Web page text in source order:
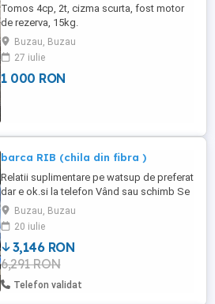
Tomos 4cp, 2t, cizma scurta, fost motor
de rezerva, 15kg.
Buzau, Buzau
27 iulie
1 000 RON
barca RIB (chila din fibra )
Relatii suplimentare pe watsup de preferat
dar e ok.si la telefon Vând sau schimb Se
poate vinde și peridocul Barca se prezintă
în stare foarte buna fără petece și defecte
ascunse, gliseaza foarte bine cu un motor
de 4cp. Ajungând la viteza de 20km h
foarte stabila ușoară cu spațiu de
depozitare ideala ...
Buzau, Buzau
20 iulie
3,146 RON
6,291 RON
Telefon validat